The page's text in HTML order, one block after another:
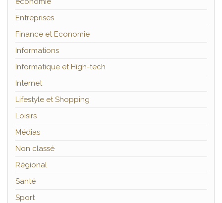
Entreprises
Finance et Economie
Informations
Informatique et High-tech
Internet
Lifestyle et Shopping
Loisirs
Médias
Non classé
Régional
Santé
Sport